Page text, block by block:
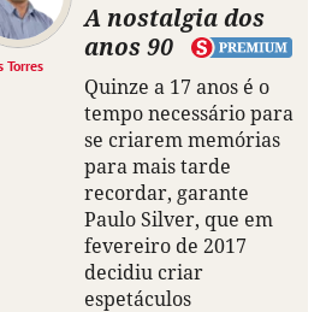
Torres
A nostalgia dos
anos 90
Quinze a 17 anos é o
tempo necessário para
se criarem memórias
para mais tarde
recordar, garante
Paulo Silver, que em
fevereiro de 2017
decidiu criar
espetáculos